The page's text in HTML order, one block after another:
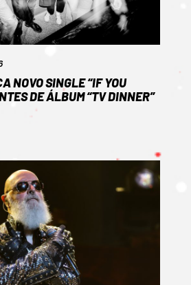
NOVO SINGLE “IF YOU
DE ÁLBUM “TV DINNER”